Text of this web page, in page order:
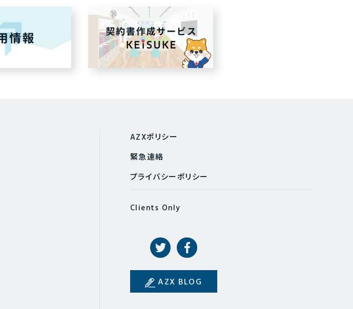
AZXポリシー
緊急連絡
プライバシーポリシー
Clients Only
AZX BLOG